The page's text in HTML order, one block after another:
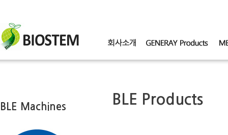
BLE Machines BLE Products